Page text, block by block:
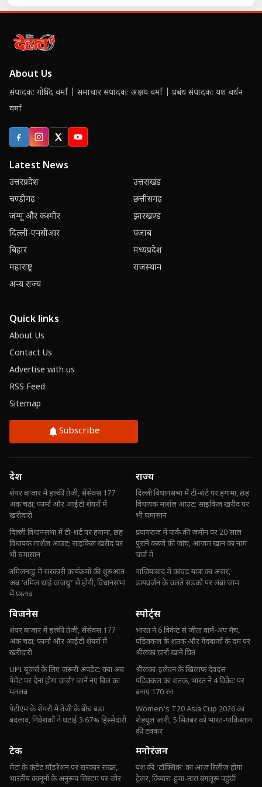
About Us
संपादक: गोविंद वर्मा | समाचार संपादकः अक्षय वर्मा | प्रबंध संपादकः यश वर्धन
वर्मा
FacebookInstagram
X (Twitter)
YouTube
Latest News
उत्तरप्रदेश
उत्तराखंड
चण्डीगढ़
छत्तीसगढ़
जम्मू और कश्मीर
झारखण्ड
दिल्ली-एनसीआर
पंजाब
बिहार
मध्यप्रदेश
महाराष्ट्र
राजस्थान
अन्य राज्य
Quick links
About Us
Contact Us
Advertise with us
RSS Feed
Sitemap
Subscribe
देश
शेयर बाजार में हल्की तेजी, सेंसेक्स 177
अंक चढ़ा; फार्मा और आईटी शेयरों में
खरीदारी
दिल्ली विधानसभा में टी-शर्ट पर हंगामा, छह
विधायक मार्शल आउट; साइकिल खरीद पर
भी घमासान
तमिलनाडु में सरकारी कार्यक्रमों की शुरुआत
अब ‘तमिल थाई वाजथु’ से होगी, विधानसभा
में प्रस्ताव
राज्य
दिल्ली विधानसभा में टी-शर्ट पर हंगामा, छह
विधायक मार्शल आउट; साइकिल खरीद पर
भी घमासान
प्रयागराज में पार्क की जमीन पर 20 साल
पुराने कब्जे की जांच, आजम खान का नाम
चर्चा में
गाजियाबाद में कांवड़ यात्रा का असर,
डायवर्जन के चलते सड़कों पर लंबा जाम
बिजनेस
शेयर बाजार में हल्की तेजी, सेंसेक्स 177
अंक चढ़ा; फार्मा और आईटी शेयरों में
खरीदारी
UPI यूजर्स के लिए जरूरी अपडेट: क्या अब
पेमेंट पर देना होगा चार्ज? जानें नए बिल का
मतलब
पेटीएम के शेयरों में तेजी के बीच बड़ा
बदलाव, निवेशकों ने घटाई 3.67% हिस्सेदारी
स्पोर्ट्स
भारत ने 6 विकेट से जीता वार्म-अप मैच,
पडिक्कल के शतक और गेंदबाजों के दम पर
श्रीलंका चारों खाने चित
श्रीलंका-इलेवन के खिलाफ देवदत्त
पडिक्कल का शतक, भारत ने 4 विकेट पर
बनाए 170 रन
Women's T20 Asia Cup 2026 का
शेड्यूल जारी, 5 सितंबर को भारत-पाकिस्तान
की टक्कर
टेक
मेटा के कंटेंट मॉडरेशन पर सरकार सख्त,
भारतीय कानूनों के अनुरूप सिस्टम पर जोर
मनोरंजन
यश की ‘टॉक्सिक’ का आज रिलीज होगा
ट्रेलर, कियारा-हुमा-तारा बंगलूरू पहुंचीं